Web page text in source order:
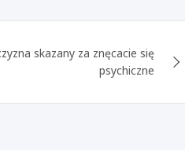
skazany za znęcacie się
psychiczne